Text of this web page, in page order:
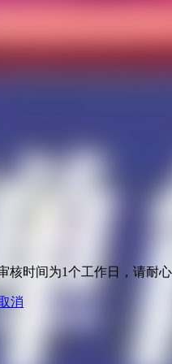
核时间为1个工作日，请耐
消